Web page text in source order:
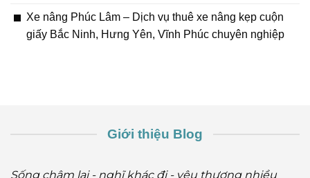
Xe nâng Phúc Lâm – Dịch vụ thuê xe nâng kẹp cuộn
giấy Bắc Ninh, Hưng Yên, Vĩnh Phúc chuyên nghiệp
Giới thiệu Blog
Sống chậm lại - nghĩ khác đi - yêu thương nhiều